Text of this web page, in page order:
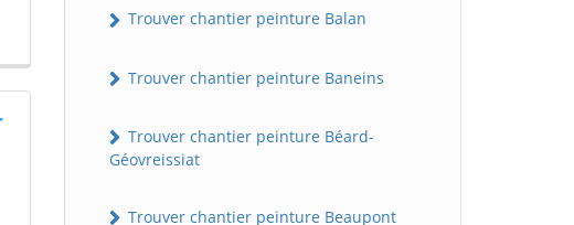
Trouver chantier peinture Balan
Trouver chantier peinture Baneins
Trouver chantier peinture Béard-
Géovreissiat
Trouver chantier peinture Beaupont